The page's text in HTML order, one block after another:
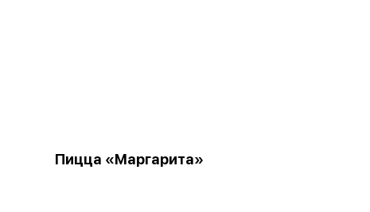
Пицца «Маргарита»